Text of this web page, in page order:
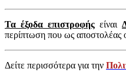
Τα έξοδα επιστροφής είναι
περίπτωση που ως αποστολέας
Δείτε περισσότερα για την